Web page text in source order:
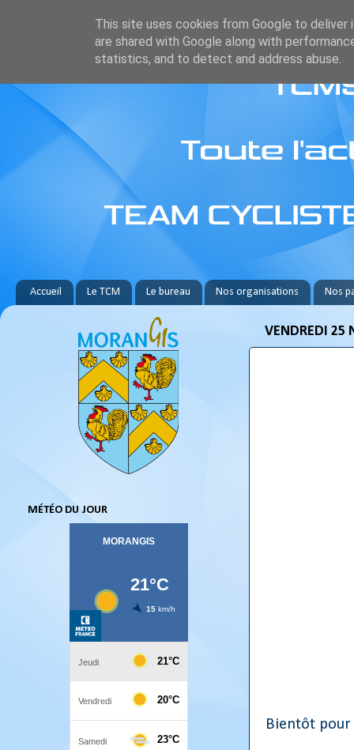
Accueil Le TCM Le bureau Nos organisations Nos
VENDREDI 25
Bientôt pour
MÉTÉO DU JOUR
This site uses cookies from Google to deliver
are shared with Google along with
statistics, and to detect and address abuse.